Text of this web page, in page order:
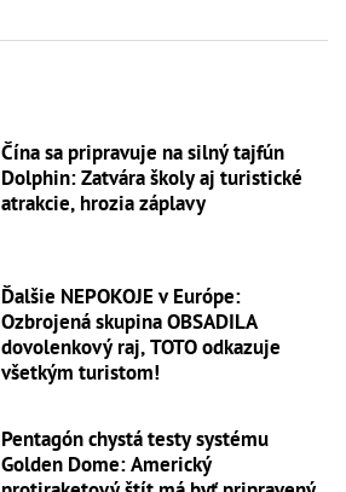
Čína sa pripravuje na silný tajfún
Dolphin: Zatvára školy aj turistické
atrakcie, hrozia záplavy
Ďalšie NEPOKOJE v Európe:
Ozbrojená skupina OBSADILA
dovolenkový raj, TOTO odkazuje
všetkým turistom!
Pentagón chystá testy systému
Golden Dome: Americký